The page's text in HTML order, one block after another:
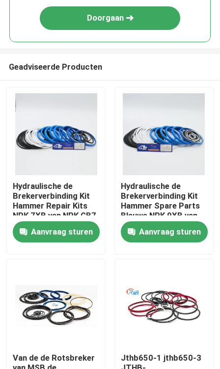
Producten
Video's
Kwaliteitscontrole
Doorgaan
Geadviseerde Producten
Hydraulische de
Brekerverbinding Kit
Hammer Repair Kits
NPK 7XB van NPK GB7
voor
Kruippakjegraafwerktuig
Aanvraag sturen
Hydraulische de
Brekerverbinding Kit
Hammer Spare Parts
Blauwe NPK 9XB van
Pu
Aanvraag sturen
Van de de Rotsbreker
Jthb650-1 jthb650-3